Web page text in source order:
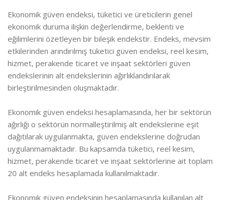
Ekonomik güven endeksi, tüketici ve üreticilerin genel
ekonomik duruma ilişkin değerlendirme, beklenti ve
eğilimlerini özetleyen bir bileşik endekstir. Endeks, mevsim
etkilerinden arındırılmış tüketici güven endeksi, reel kesim,
hizmet, perakende ticaret ve inşaat sektörleri güven
endekslerinin alt endekslerinin ağırlıklandırılarak
birleştirilmesinden oluşmaktadır.
Ekonomik güven endeksi hesaplamasında, her bir sektörün
ağırlığı o sektörün normalleştirilmiş alt endekslerine eşit
dağıtılarak uygulanmakta, güven endekslerine doğrudan
uygulanmamaktadır. Bu kapsamda tüketici, reel kesim,
hizmet, perakende ticaret ve inşaat sektörlerine ait toplam
20 alt endeks hesaplamada kullanılmaktadır.
Ekonomik güven endeksinin hesaplamasında kullanılan alt